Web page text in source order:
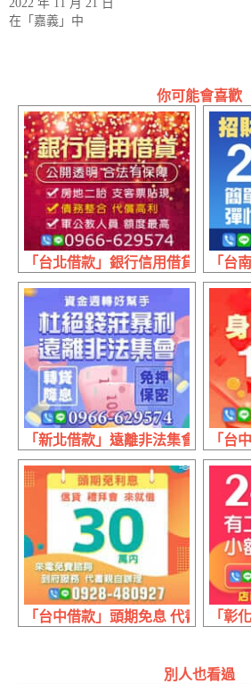
2022 年 11 月 21 日
在「嘉義」中
你可能會喜歡
「台北借款」銀行信用借貸 公開透
「台
「新北借款」遠離非法集會 杜絕「台
「台中借款」頭期免息 代書親自辦
「彰
別人也看過